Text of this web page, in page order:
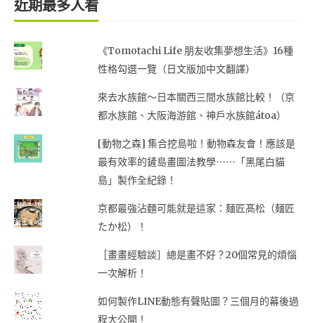
近期最多人看
《Tomotachi Life 朋友收集夢想生活》16種
性格勾選一覽（日文版加中文翻譯）
來去水族館～日本關西三間水族館比較！（京
都水族館、大阪海游館、神戶水族館átoa）
[動物之森] 集合挖島啦！動物森友會！應該是
最有效率的鏟島畫圖法教學⋯⋯「黑尾白貓
島」製作全紀錄！
京都最強沾麵可能就是這家：麺匠髙松（麺匠
たか松）！
［畫畫經驗談］總是畫不好？20個常見的煩惱
一次解析！
如何製作LINE動態有聲貼圖？三個月的幕後過
程大公開！